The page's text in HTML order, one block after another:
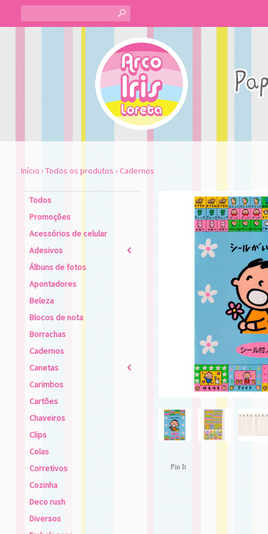
s
Início › Todos os produtos › Cadernos
Todos
Promoções
Acessórios de celular
Adesivos
2
Álbuns de fotos
Apontadores
Beleza
Blocos de nota
Borrachas
Cadernos
Canetas
2
Carimbos
Cartões
Chaveiros
Clips
Colas
Corretivos
Cozinha
Deco rush
Diversos
Pin It